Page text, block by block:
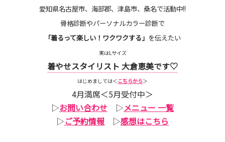
愛知県名古屋市、海部郡、津島市、桑名で活動中!!
骨格診断やパーソナルカラー診断で
「着るって楽しい！ワクワクする」 を伝えたい
実はLサイズ
着やせスタイリスト 大倉恵美です♡
はじめましては＜ こちらから＞
4月満席＜5月受付中＞
▷お問い合わせ ▷メニュー 一覧
▷ご予約情報▷感想はこちら